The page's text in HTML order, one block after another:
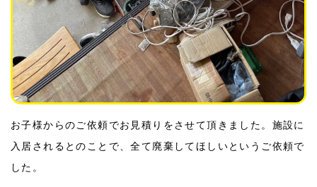
お子様からのご依頼でお見積りをさせて頂きました。施設に
入居されるとのことで、全て廃棄してほしいというご依頼で
した。